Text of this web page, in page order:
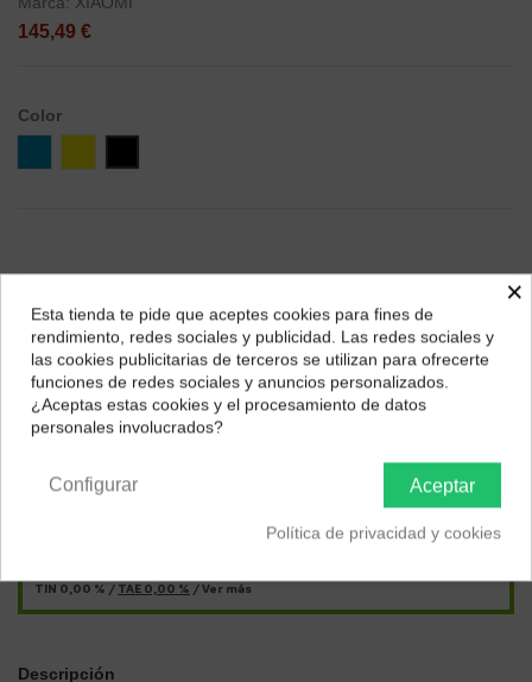
145,49 €
Color
Págalo a plazos con
cuotas
TIN0,00 %/TAE0,00 %/Ver más
Descripción
¿Dónde deseas recibir tu pedido?
Selecciona tu ubicación para mostrarte los precios e
impuestos correctos para tu región.
×
Esta tienda te pide que aceptes cookies para fines de
rendimiento, redes sociales y publicidad. Las redes sociales y
las cookies publicitarias de terceros se utilizan para ofrecerte
funciones de redes sociales y anuncios personalizados.
¿Aceptas estas cookies y el procesamiento de datos
personales involucrados?
Aceptar
Configurar
Política de privacidad y cookies